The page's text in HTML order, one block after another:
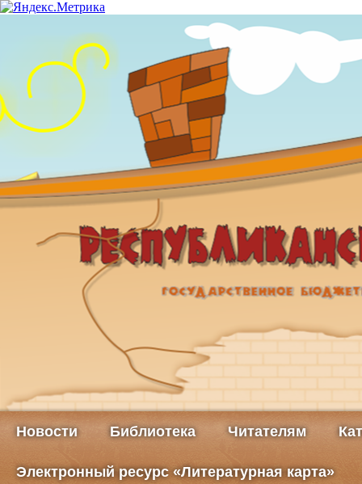
Новости Библиотека Читателям
Электронный ресурс «Литературная карта»